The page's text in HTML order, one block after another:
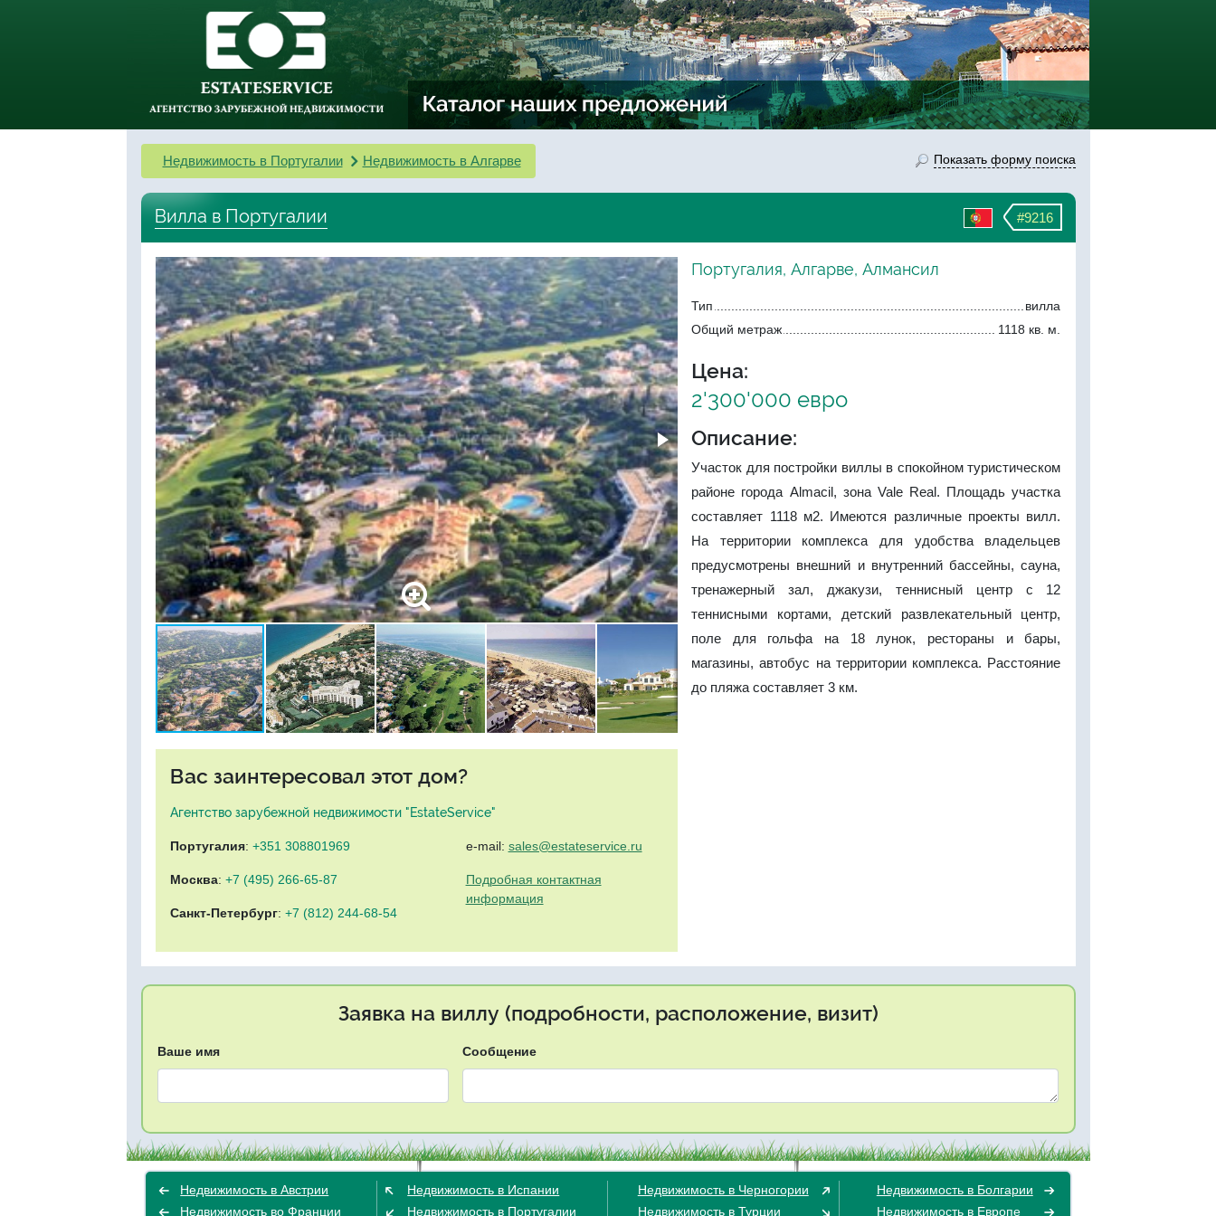
Недвижимость в Португалии Недвижимость в Алгарве Показать форму поиска
#9216
Вилла в Португалии
Вас заинтересовал этот дом?
Агентство зарубежной недвижимости "EstateService"
Португалия: +351 308801969
Москва: +7 (495) 266-65-87
Санкт-Петербург: +7 (812) 244-68-54
e-mail: sales@estateservice.ru
Подробная контактная
информация
Португалия, Алгарве, Алмансил
Тип
вилла
Общий метраж
1118 кв. м.
Цена:
2'300'000 евро
Описание:
Участок для постройки виллы в спокойном туристическом
районе города Almacil, зона Vale Real. Площадь участка
составляет 1118 м2. Имеются различные проекты вилл.
На территории комплекса для удобства владельцев
предусмотрены внешний и внутренний бассейны, сауна,
тренажерный зал, джакузи, теннисный центр с 12
теннисными кортами, детский развлекательный центр,
поле для гольфа на 18 лунок, рестораны и бары,
магазины, автобус на территории комплекса. Расстояние
до пляжа составляет 3 км.
Заявка на виллу (подробности, расположение, визит)
Ваше имя Сообщение
Недвижимость в Австрии
Недвижимость во Франции
Недвижимость в Испании
Недвижимость в Португалии
Недвижимость в Черногории
Недвижимость в Турции
Недвижимость в Болгарии
Недвижимость в Европе